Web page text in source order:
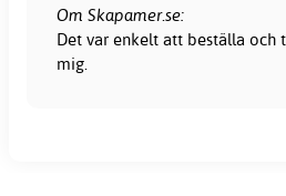
Om Skapamer.se:
Det var enkelt att beställa
mig.